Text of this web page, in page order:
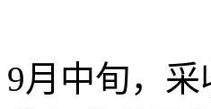
9月中旬，